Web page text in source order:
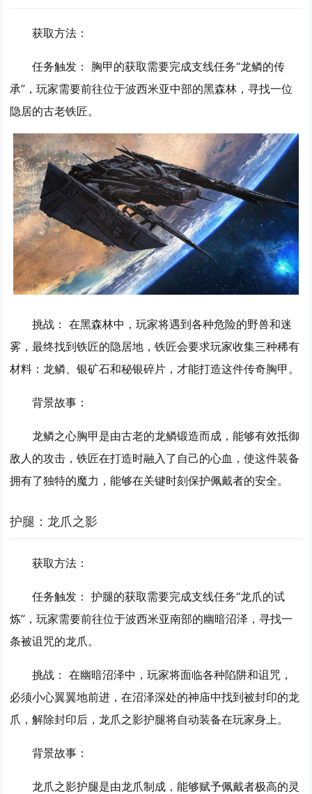
获取方法：
任务触发：
胸甲的获取需要完成支线任务“龙鳞的传
承”，玩家需要前往位于波西米亚中部的黑森林，寻找一位
隐居的古老铁匠。
挑战： 在黑森林中，玩家将遇到各种危险的野兽和迷
雾，最终找到铁匠的隐居地，铁匠会要求玩家收集三种稀有
材料：龙鳞、银矿石和秘银碎片，才能打造这件传奇胸甲。
背景故事：
龙鳞之心胸甲是由古老的龙鳞锻造而成，能够有效抵御
敌人的攻击，铁匠在打造时融入了自己的心血，使这件装备
拥有了独特的魔力，能够在关键时刻保护佩戴者的安全。
护腿：龙爪之影
获取方法：
任务触发： 护腿的获取需要完成支线任务“龙爪的试
炼”，玩家需要前往位于波西米亚南部的幽暗沼泽，寻找一
条被诅咒的龙爪。
挑战： 在幽暗沼泽中，玩家将面临各种陷阱和诅咒，
必须小心翼翼地前进，在沼泽深处的神庙中找到被封印的龙
爪，解除封印后，龙爪之影护腿将自动装备在玩家身上。
背景故事：
龙爪之影护腿是由龙爪制成，能够赋予佩戴者极高的灵